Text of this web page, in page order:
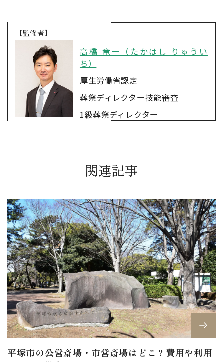
【監修者】
高橋 竜一（たかはし りゅうい
ち）
厚生労働省認定
葬祭ディレクター技能審査
1級葬祭ディレクター
関連記事
平塚市の公営斎場・市営斎場はどこ？費用や利用